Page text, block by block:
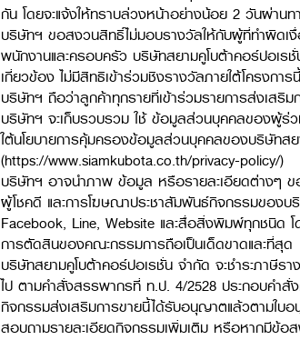
กัน โดยจะแจ้งให้ทราบล่วงหน้าอย่างน้อย 2 วันผ่า
บริษัทฯ ขอสงวนสิทธิ์ไม่มอบรางวัลให้กับผู้ที่ทำผิดเ
พนักงานและครอบครัว บริษัทสยามคูโบต้าคอร์ปอเร
เกี่ยวข้อง ไม่มีสิทธิเข้าร่วมชิงรางวัลภายใต้โครงการนี้
บริษัทฯ ถือว่าลูกค้าทุกรายที่เข้าร่วมรายการส่งเสริ
บริษัทฯ จะเก็บรวบรวม ใช้ ข้อมูลส่วนบุคคลของผู้ร่ว
ใต้นโยบายการคุ้มครองข้อมูลส่วนบุคคลของบริษัทส
(https://www.siamkubota.co.th/privacy-policy/)
บริษัทฯ อาจนำภาพ ข้อมูล หรือรายละเอียดต่างๆ ข
ผู้โชคดี และการโฆษณาประชาสัมพันธ์กิจกรรมของ
Facebook, Line, Website และสื่อสิ่งพิมพ์ทุกชนิด
การตัดสินของคณะกรรมการถือเป็นเด็ดขาดและที่สุด
บริษัทสยามคูโบต้าคอร์ปอเรชั่น จำกัด จะชำระภาษี
ไป ตามคำสั่งสรรพากรที่ ท.ป. 4/2528 ประกอบคำ
กิจกรรมส่งเสริมการขายนี้ได้รับอนุญาตแล้วตามใบ
สอบถามรายละเอียดกิจกรรมเพิ่มเติม หรือหากมีข้